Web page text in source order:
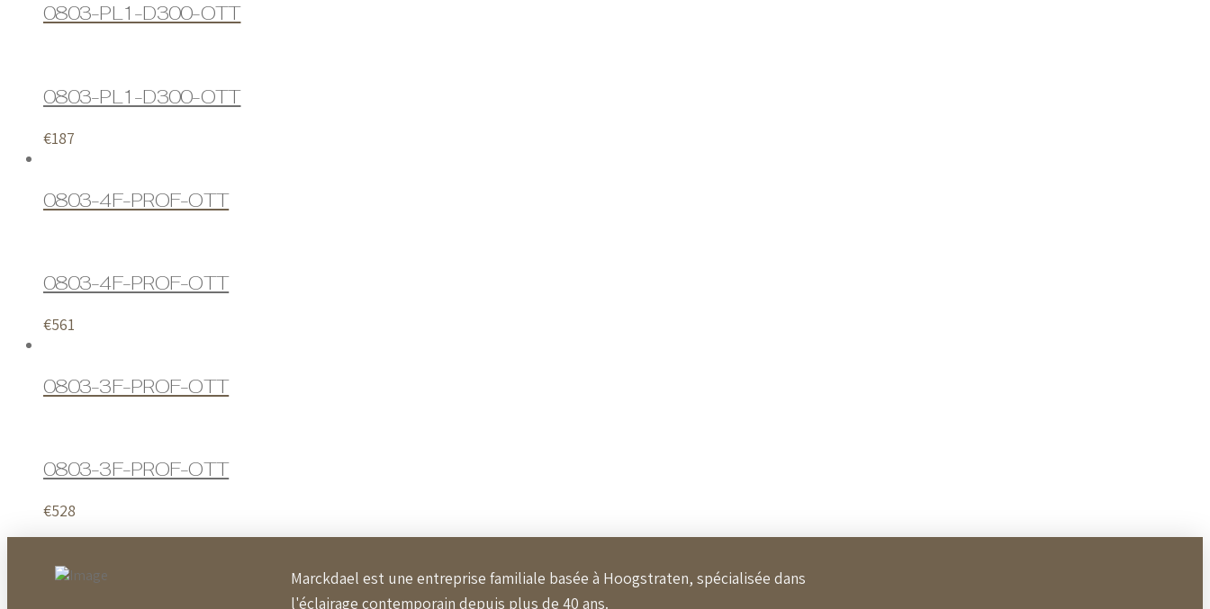
0803-PL1-D300-OTT
0803-PL1-D300-OTT
€187
0803-4F-PROF-OTT
0803-4F-PROF-OTT
€561
0803-3F-PROF-OTT
0803-3F-PROF-OTT
€528
Marckdael est une entreprise familiale basée à Hoogstraten, spécialisée dans
l'éclairage contemporain depuis plus de 40 ans.